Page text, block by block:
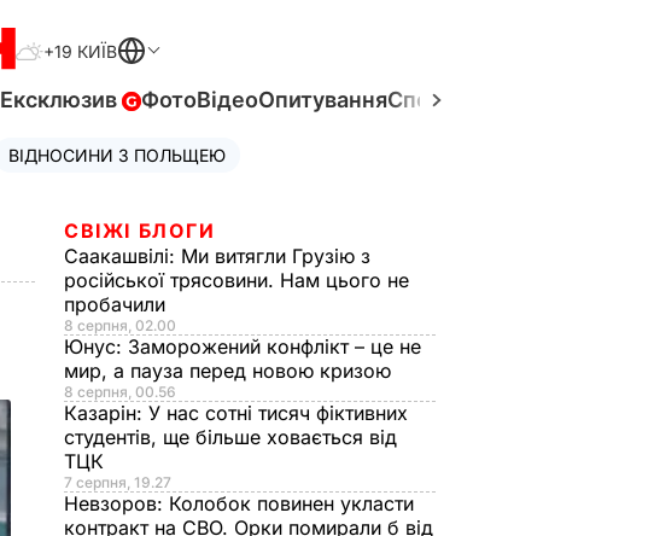
+19 КИЇВ
Ексклюзив ФотоВідеоОпитуванняСпецпроєкти
ВІДНОСИНИ З ПОЛЬЩЕЮ
СВІЖІ БЛОГИ
Саакашвілі: Ми витягли Грузію з
російської трясовини. Нам цього не
пробачили
8 серпня, 02.00
Юнус: Заморожений конфлікт – це не
мир, а пауза перед новою кризою
8 серпня, 00.56
Казарін: У нас сотні тисяч фіктивних
студентів, ще більше ховається від
ТЦК
7 серпня, 19.27
Невзоров: Колобок повинен укласти
контракт на СВО. Орки помирали б від